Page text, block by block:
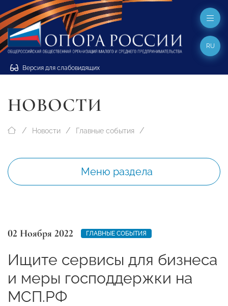
Версия для слабовидящих
RU
НОВОСТИ
Новости Главные события
Меню раздела
02 Ноября 2022 ГЛАВНЫЕ СОБЫТИЯ
Ищите сервисы для бизнеса
и меры господдержки на
МСП.РФ